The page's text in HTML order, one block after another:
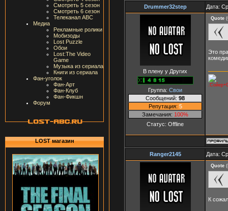
Смотреть 5 сезон
Смотреть 6 сезон
Телеканал ABC
Медиа
Рекламные ролики
Мобизоды
Lost Puzzle
Обои
Lost:The Video
Game
Музыка из сериала
Книги из сериала
Фан-уголок
Фан-Арт
Фан-Клуб
Фан-Фикшн
Форум
LOST магазин
Drummer32step Дата:
В плену у Других
Группа: Свои
Сообщений: 98
Репутация: 5
Замечания: 100%
Статус: Offline
Quote (
Это
Ranger2145 Дата:
Quote (
К